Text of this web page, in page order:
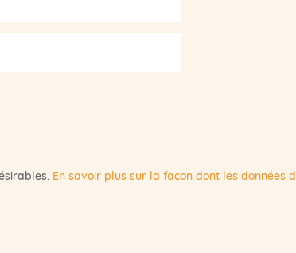
En savoir plus sur la façon dont les données